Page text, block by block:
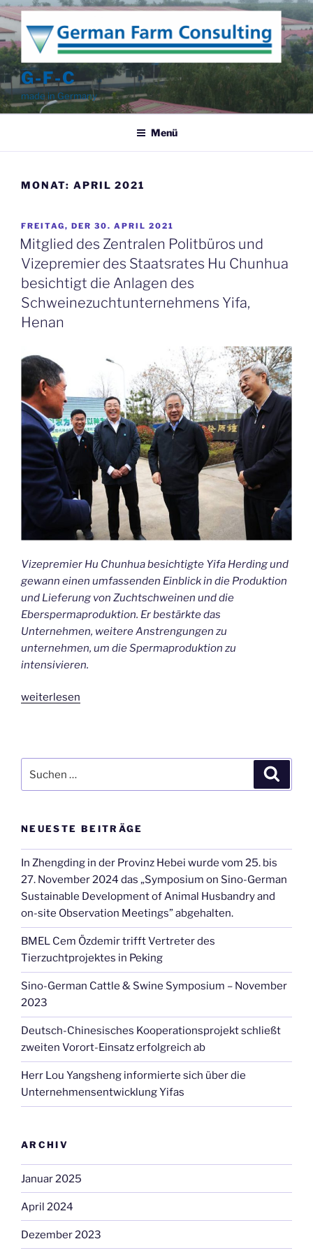
Zum
Inhalt
springen
G-F-C
made in Germany
Menü
MONAT: APRIL 2021
VERÖFFENTLICHT
AM
FREITAG, DER 30. APRIL 2021
Mitglied des Zentralen Politbüros und
Vizepremier des Staatsrates Hu Chunhua
besichtigt die Anlagen des
Schweinezuchtunternehmens Yifa,
Henan
Vizepremier Hu Chunhua besichtigte Yifa Herding und
gewann einen umfassenden Einblick in die Produktion
und Lieferung von Zuchtschweinen und die
Eberspermaproduktion. Er bestärkte das
Unternehmen, weitere Anstrengungen zu
unternehmen, um die Spermaproduktion zu
intensivieren.
„Mitglied
und
Vizepremier
Hu
Chunhua
besichtigt
die
Anlagen
des
Schweinezuchtunternehmens
Yifa,
Henan“
weiterlesen
nach:
NEUESTE BEITRÄGE
In Zhengding in der Provinz Hebei wurde vom 25. bis
27. November 2024 das „Symposium on Sino-German
Sustainable Development of Animal Husbandry and
on-site Observation Meetings” abgehalten.
BMEL Cem Özdemir trifft Vertreter des
Tierzuchtprojektes in Peking
Sino-German Cattle & Swine Symposium – November
2023
Deutsch-Chinesisches Kooperationsprojekt schließt
zweiten Vorort-Einsatz erfolgreich ab
Herr Lou Yangsheng informierte sich über die
Unternehmensentwicklung Yifas
ARCHIV
Januar 2025
April 2024
Dezember 2023